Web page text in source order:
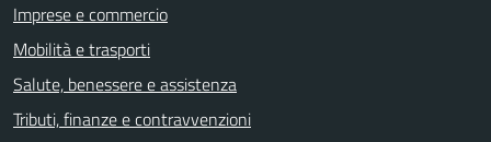
Imprese e commercio
Mobilità e trasporti
Salute, benessere e assistenza
Tributi, finanze e contravvenzioni